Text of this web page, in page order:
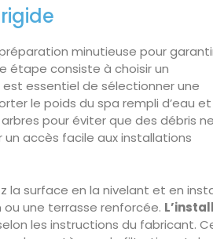
minutieuse pour
étape consiste à choisir un
essentiel de sélectionner une
le poids du spa rempli d’eau
pour éviter que des débris ne
un accès facile aux installations
la surface en la nivelant et en
une terrasse renforcée.
les instructions du fabricant.